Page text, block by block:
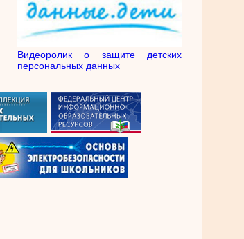
Видеоролик о защите детских
персональных данных